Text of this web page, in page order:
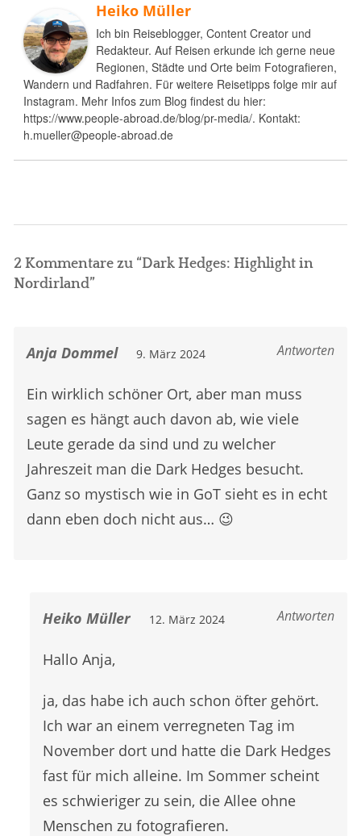
Heiko Müller
Ich bin Reiseblogger, Content Creator und
Redakteur. Auf Reisen erkunde ich gerne neue
Regionen, Städte und Orte beim Fotografieren,
Wandern und Radfahren. Für weitere Reisetipps folge mir auf
Instagram. Mehr Infos zum Blog findest du hier:
https://www.people-abroad.de/blog/pr-media/. Kontakt:
h.mueller@people-abroad.de
2 Kommentare zu “Dark Hedges: Highlight in
Nordirland”
Anja Dommel 9. März 2024 Antworten
Ein wirklich schöner Ort, aber man muss
sagen es hängt auch davon ab, wie viele
Leute gerade da sind und zu welcher
Jahreszeit man die Dark Hedges besucht.
Ganz so mystisch wie in GoT sieht es in echt
dann eben doch nicht aus… 😉
Heiko Müller 12. März 2024 Antworten
Hallo Anja,
ja, das habe ich auch schon öfter gehört.
Ich war an einem verregneten Tag im
November dort und hatte die Dark Hedges
fast für mich alleine. Im Sommer scheint
es schwieriger zu sein, die Allee ohne
Menschen zu fotografieren.